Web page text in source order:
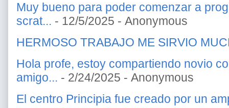
Muy bueno para poder comenzar a
scrat... - 12/5/2025 - Anonymous
HERMOSO TRABAJO ME SIRVIO
Hola profe, estoy compartiendo novio
amigo... - 2/24/2025 - Anonymous
El centro Principia fue creado por un